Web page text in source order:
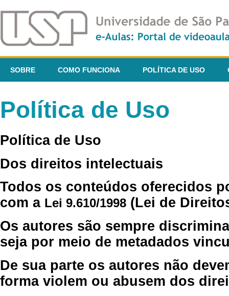
SOBRE COMO FUNCIONA POLÍTICA DE USO
Política de Uso
Política de Uso
Dos direitos intelectuais
Todos os conteúdos oferecidos
com a Lei 9.610/1998 (Lei de
Os autores são sempre
seja por meio de metadados
De sua parte os autores não
forma violem ou abusem dos